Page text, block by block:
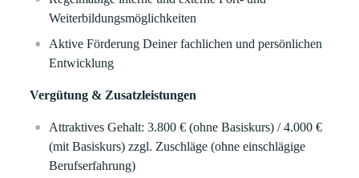
Weiterbildungsmöglichkeiten
Aktive Förderung Deiner fachlichen und persönlichen
Entwicklung
Vergütung & Zusatzleistungen
Attraktives Gehalt: 3.800 € (ohne Basiskurs) / 4.000 €
(mit Basiskurs) zzgl. Zuschläge (ohne einschlägige
Berufserfahrung)